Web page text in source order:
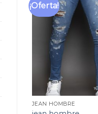
¡Oferta!
JEAN HOMBRE